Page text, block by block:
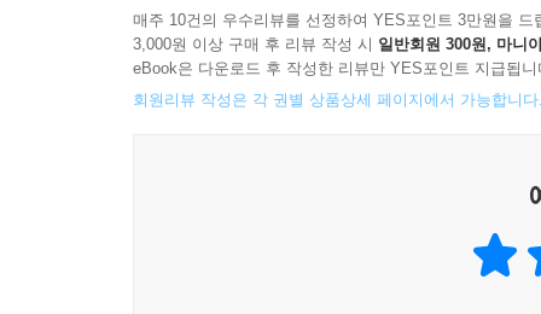
매주 10건의 우수리뷰를 선정하여 YES포인트 3만원을 드
3,000원 이상 구매 후 리뷰 작성 시 일반회원 300원, 마니
eBook은 다운로드 후 작성한 리뷰만 YES포인트 지급됩니
회원리뷰 작성은 각 권별 상품상세 페이지에서 가능합니